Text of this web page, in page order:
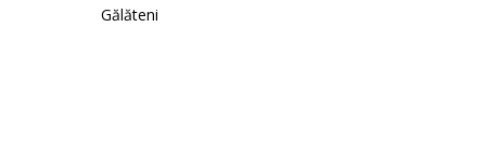
Gălăteni